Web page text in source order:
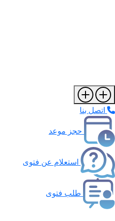
اتصل بنا
حجز موعد
استعلام عن فتوى
طلب فتوى